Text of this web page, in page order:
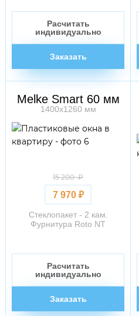
Заказать
Расчитать
индивидуально
Melke Smart 60 мм
1400х1260 мм
15 200 ₽
7 970 ₽
Стеклопакет - 2 кам.
Фурнитура Roto NT
Заказать
Расчитать
индивидуально